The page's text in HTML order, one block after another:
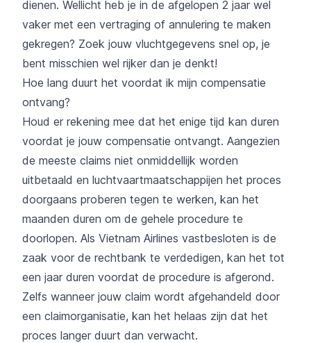
dienen. Wellicht heb je in de afgelopen 2 jaar wel
vaker met een vertraging of annulering te maken
gekregen? Zoek jouw vluchtgegevens snel op, je
bent misschien wel rijker dan je denkt!
Hoe lang duurt het voordat ik mijn compensatie
ontvang?
Houd er rekening mee dat het enige tijd kan duren
voordat je jouw compensatie ontvangt. Aangezien
de meeste claims niet onmiddellijk worden
uitbetaald en luchtvaartmaatschappijen het proces
doorgaans proberen tegen te werken, kan het
maanden duren om de gehele procedure te
doorlopen. Als Vietnam Airlines vastbesloten is de
zaak voor de rechtbank te verdedigen, kan het tot
een jaar duren voordat de procedure is afgerond.
Zelfs wanneer jouw claim wordt afgehandeld door
een claimorganisatie, kan het helaas zijn dat het
proces langer duurt dan verwacht.